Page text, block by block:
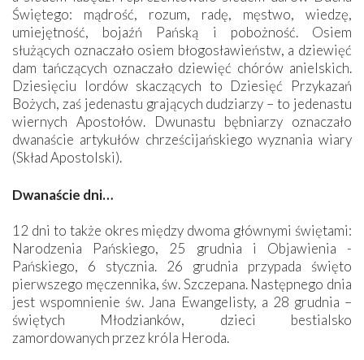
Świętego: mądrość, rozum, radę, męstwo, wiedzę,
umiejętność, bojaźń Pańską i pobożność. Osiem
służących oznaczało osiem błogosławieństw, a dziewięć
dam tańczących oznaczało dziewięć chórów anielskich.
Dziesięciu lordów skaczących to Dziesięć Przykazań
Bożych, zaś jedenastu grających dudziarzy – to jedenastu
wiernych Apostołów. Dwunastu bębniarzy oznaczało
dwanaście artykułów chrześcijańskiego wyznania wiary
(Skład Apostolski).
Dwanaście dni…
12 dni to także okres między dwoma głównymi świętami:
Narodzenia Pańskiego, 25 grudnia i Objawienia ­
Pańskiego, 6 stycznia. 26 grudnia przypada święto
pierwszego męczennika, św. Szczepana. Następnego dnia
jest wspomnienie św. Jana Ewangelisty, a 28 grudnia –
świętych Młodzianków, dzieci bestialsko
zamordowanych przez króla Heroda.